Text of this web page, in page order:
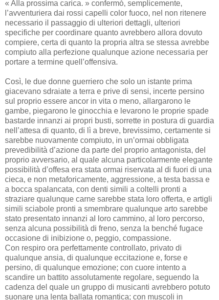
« Alla prossima carica. » confermò, semplicemente,
l’avventuriera dai rossi capelli color fuoco, nel non ritenere
necessario il passaggio di ulteriori dettagli, ulteriori
specifiche per coordinare quanto avrebbero allora dovuto
compiere, certa di quanto la propria altra se stessa avrebbe
compiuto alla perfezione qualunque azione necessaria per
portare a termine quell’offensiva.
Così, le due donne guerriero che solo un istante prima
giacevano sdraiate a terra e prive di sensi, incerte persino
sul proprio essere ancor in vita o meno, allargarono le
gambe, piegarono le ginocchia e levarono le proprie spade
bastarde innanzi ai propri busti, sorrette in postura di guardia
nell’attesa di quanto, di lì a breve, brevissimo, certamente si
sarebbe nuovamente compiuto, in un’ormai obbligata
prevedibilità d’azione da parte del proprio antagonista, del
proprio avversario, al quale alcuna particolarmente elegante
possibilità d’offesa era stata ormai riservata al di fuori di una
cieca, e non metaforicamente, aggressione, a testa bassa e
a bocca spalancata, con denti simili a coltelli pronti a
straziare qualunque carne sarebbe stata loro offerta, e artigli
simili sciabole pronti a smembrare qualunque arto sarebbe
stato presentato innanzi al loro cammino, al loro percorso,
senza alcuna possibilità di freno, senza la benché fugace
occasione di inibizione o, peggio, compassione.
Con respiro ora perfettamente controllato, privato di
qualunque ansia, di qualunque eccitazione e, forse e
persino, di qualunque emozione; con cuore intento a
scandire un battito assolutamente regolare, seguendo la
cadenza del quale un gruppo di musicanti avrebbero potuto
suonare una lenta ballata romantica; con muscoli in